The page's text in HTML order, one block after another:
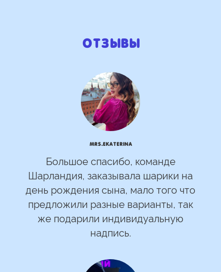
Отзывы
mrs.Ekaterina
Большое спасибо, команде
Шарландия, заказывала шарики на
день рождения сына, мало того что
предложили разные варианты, так
же подарили индивидуальную
надпись.